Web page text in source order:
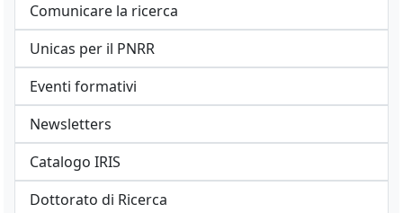
Comunicare la ricerca
Unicas per il PNRR
Eventi formativi
Newsletters
Catalogo IRIS
Dottorato di Ricerca